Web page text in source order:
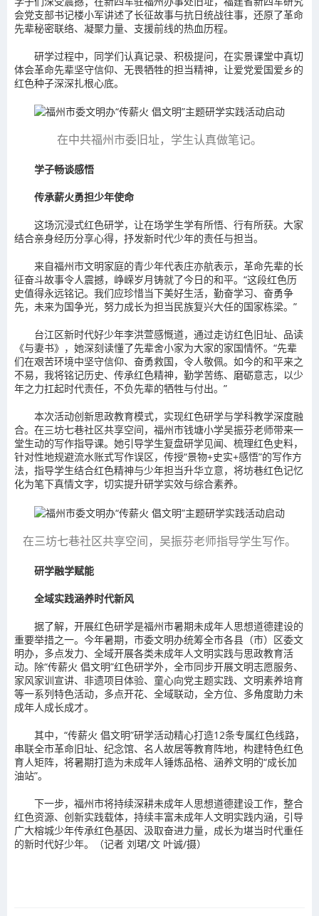
会党支部书记楼小军讲述了长征故事与抗日统战往事，还原了革命
先辈秘密联络、凝聚力量、支援前线的热血历程。
研学过程中，同学们认真记录、积极提问，在实景课堂中真切
体会革命先辈坚守信仰、无畏牺牲的担当精神，让爱党爱国爱乡的
红色种子深深扎根心底。
在中共福州市委旧址，学生认真做笔记。
学子畅谈感悟
传承薪火勇担少年使命
这场沉浸式红色研学，让在场学生学有所悟、行有所获。大家
结合亲身经历分享心得，抒发新时代少年的责任与担当。
来自福州市文明家庭的青少年代表庄亦航表示，革命先辈的长
征奋斗故事令人震撼，峥嵘岁月铸就了今日的和平。“这段红色历
史值得永远铭记。我们应珍惜当下美好生活，勤奋学习、奋勇争
先，未来为国争光，努力成长为担当民族复兴大任的国家栋梁。”
台江区新时代好少年李洪萱感慨道，通过走访红色旧址、品读
《与妻书》，她深刻读懂了先辈舍小家为大家的家国情怀。“先辈
们在艰苦环境中坚守信仰、奋勇救国，令人敬佩。如今的和平来之
不易，我将铭记历史、传承红色精神，勤学苦练、磨砺意志，以少
年之力扛起时代责任，不负先辈的牺牲与付出。”
本次活动创新思政教育模式，实现红色研学与学科教学深度融
合。在三坊七巷社区共享空间，福州市钱塘小学吴振芬老师带来一
堂生动的写作指导课。她引导学生复盘研学见闻、梳理红色史料，
针对性地规避流水账式写作误区，传授“景物+史实+感悟”的写作方
法，指导学生结合红色精神与少年担当升华立意，将坊巷红色记忆
化为笔下真情文字，切实提升研学实效与综合素养。
在三坊七巷社区共享空间，吴振芬老师指导学生写作。
研学融学赋能
全域实践涵养时代新风
据了解，开展红色研学是福州市暑期未成年人思想道德建设的
重要举措之一。今年暑期，市委文明办统筹全市各县（市）区委文
明办，多点发力、全域开展各类未成年人文明实践与思政教育活
动。除“传薪火 倡文明”红色研学外，全市同步开展文明志愿服务、
家风家训宣讲、非遗项目体验、童心向党主题实践、文明素养培育
等一系列特色活动，多点开花、全域联动，全方位、多角度助力未
成年人成长成才。
其中，“传薪火 倡文明”研学活动精心打造12条专属红色线路，
串联全市革命旧址、纪念馆、名人故居等教育阵地，构建特色红色
育人矩阵，将暑期打造为未成年人锤炼品格、涵养文明的“成长加
油站”。
下一步，福州市将持续深耕未成年人思想道德建设工作，整合
红色资源、创新实践载体，持续丰富未成年人文明实践内涵，引导
广大榕城少年传承红色基因、汲取奋进力量，成长为堪当时代重任
的新时代好少年。（记者 刘珺/文 叶诚/摄）